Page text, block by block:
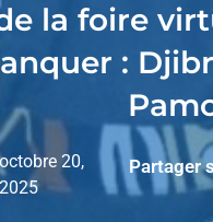
la foire
:
octobre 20,
2025
Partager